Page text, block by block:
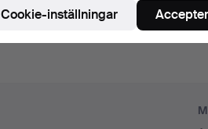
Cookie-inställningar